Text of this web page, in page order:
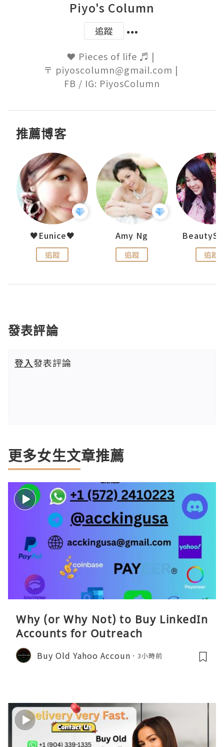
Piyo's Column
追蹤
❤ Pieces of life ♬ |
〒 piyoscolumn@gmail.com |
FB / IG: PiyosColumn
推薦博客
♥Eunice♥
追蹤
Amy Ng
追蹤 追蹤
發表評論
登入發表評論
更多女生文章推薦
Why (or Why Not) to Buy LinkedIn
Accounts for Outreach
Buy Old Yahoo Accoun 3小時前